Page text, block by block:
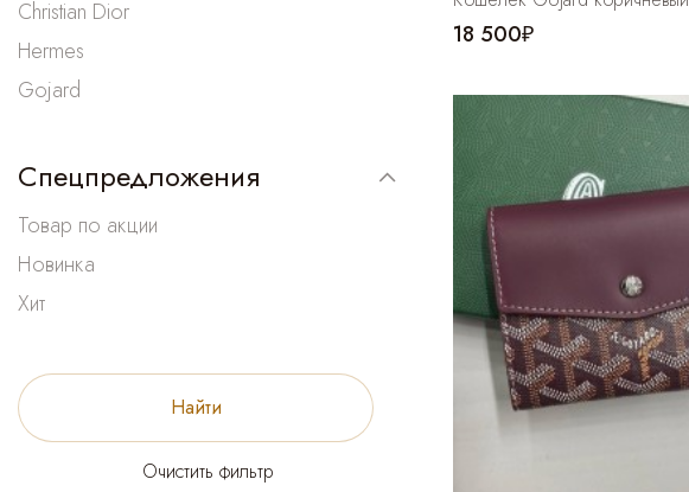
Christian Dior
Hermes
Gojard
Спецпредложения
Товар по акции
Новинка
Хит
Найти
Очистить фильтр
18 500₽